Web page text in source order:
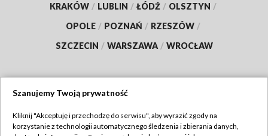
KRAKÓW / LUBLIN / ŁÓDŹ / OLSZTYN /
OPOLE / POZNAŃ / RZESZÓW /
SZCZECIN / WARSZAWA / WROCŁAW
TVP
Szanujemy Twoją prywatność
Kliknij "Akceptuję i przechodzę do serwisu", aby wyrazić zgody na
korzystanie z technologii automatycznego śledzenia i zbierania danych,